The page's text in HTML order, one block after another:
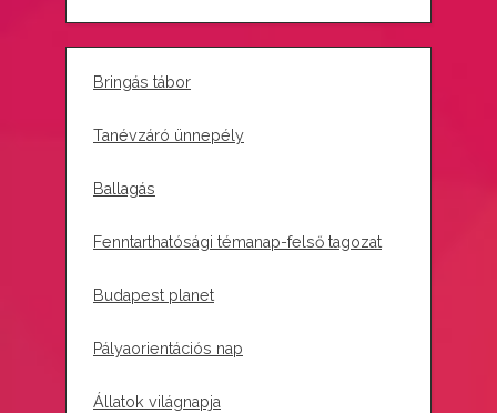
Bringás tábor
Tanévzáró ünnepély
Ballagás
Fenntarthatósági témanap-felső tagozat
Budapest planet
Pályaorientációs nap
Állatok világnapja